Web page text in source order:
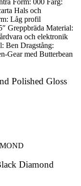
Hals och
Låg profil
Greppbräda Material:
och elektronik
Ben Dragstång:
Gear med Butterbean
Polished Gloss
Diamond